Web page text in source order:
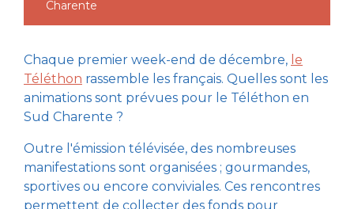
Charente
Chaque premier week-end de décembre, le
Téléthon rassemble les français. Quelles sont les
animations sont prévues pour le Téléthon en
Sud Charente ?
Outre l'émission télévisée, des nombreuses
manifestations sont organisées ; gourmandes,
sportives ou encore conviviales. Ces rencontres
permettent de collecter des fonds pour